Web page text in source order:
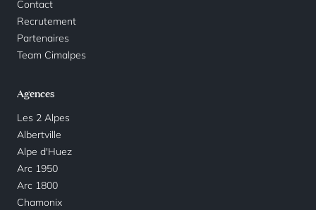
Contact
Recrutement
Partenaires
Team Cimalpes
Agences
Les 2 Alpes
Albertville
Alpe d'Huez
Arc 1950
Arc 1800
Chamonix